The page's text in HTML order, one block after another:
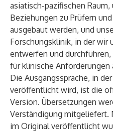
asiatisch-pazifischen
Beziehungen zu Prüfern
ausgebaut werden, und
Forschungsklinik, in der wir
entwerfen und
für klinische Anforderungen
Die Ausgangssprache, in
veröffentlicht wird, ist die
Version. Übersetzungen
Verständigung mitgeliefert.
im Original veröffentlicht